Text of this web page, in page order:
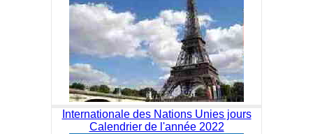
Internationale des Nations Unies jours
Calendrier de l'année 2022